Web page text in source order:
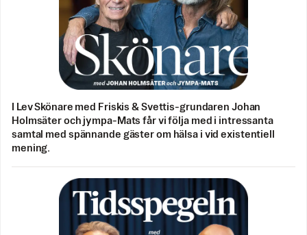
I Lev Skönare med Friskis & Svettis-grundaren Johan
Holmsäter och jympa-Mats får vi följa med i intressanta
samtal med spännande gäster om hälsa i vid existentiell
mening.